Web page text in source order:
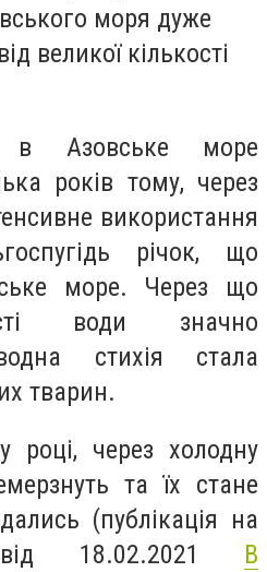
моря дуже
великої кількості
в Азовське море
років тому, через
використання
річок, що
море. Через що
води значно
стихія стала
тварин.
через холодну
та їх стане
(публікація на
18.02.2021 В